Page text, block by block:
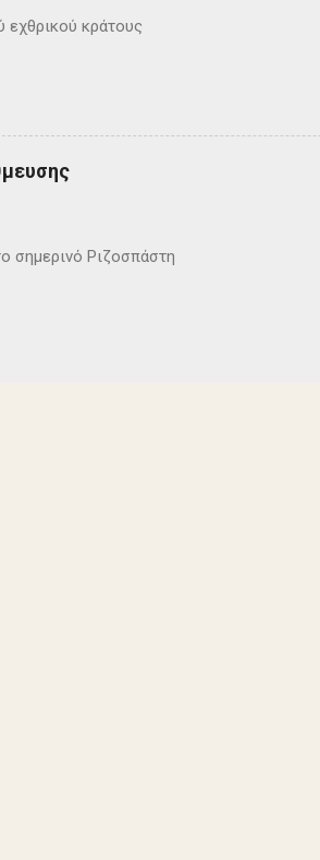
εχθρικού κράτους
σημερινό Ριζοσπάστη